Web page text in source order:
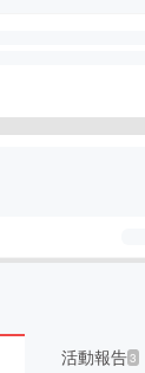
活動報告3